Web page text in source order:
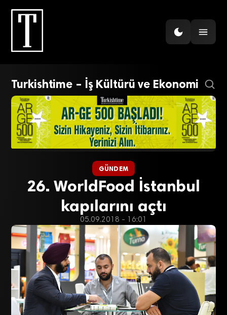
Turkishtime – İş Kültürü ve Ekonomi
GÜNDEM
26. WorldFood İstanbul
kapılarını açtı
05.09.2018 - 16:01